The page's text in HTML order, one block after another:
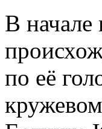
В начале
по её